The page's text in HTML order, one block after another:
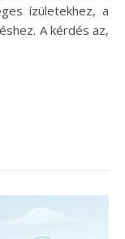
ízületekhez, a
A kérdés az,